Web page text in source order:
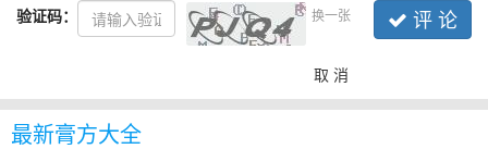
验证码： 换一张 评 论
取 消
最新膏方大全